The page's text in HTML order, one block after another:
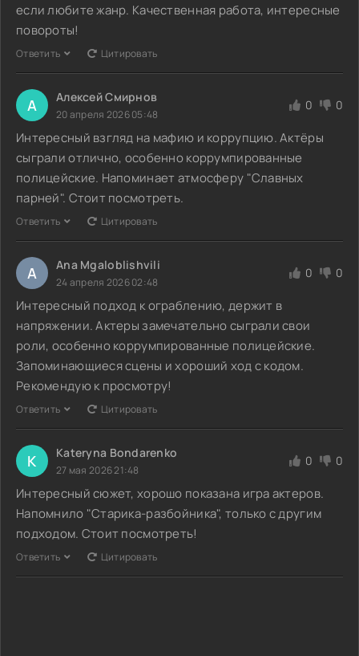
если любите жанр. Качественная работа, интересные
повороты!
Ответить Цитировать
А Алексей Смирнов
20 апреля 2026 05:48
0 0
Интересный взгляд на мафию и коррупцию. Актёры
сыграли отлично, особенно коррумпированные
полицейские. Напоминает атмосферу "Славных
парней". Стоит посмотреть.
Ответить Цитировать
A Ana Mgaloblishvili
24 апреля 2026 02:48
0 0
Интересный подход к ограблению, держит в
напряжении. Актеры замечательно сыграли свои
роли, особенно коррумпированные полицейские.
Запоминающиеся сцены и хороший ход с кодом.
Рекомендую к просмотру!
Ответить Цитировать
K Kateryna Bondarenko
27 мая 2026 21:48
0 0
Интересный сюжет, хорошо показана игра актеров.
Напомнило "Старика-разбойника", только с другим
подходом. Стоит посмотреть!
Ответить Цитировать